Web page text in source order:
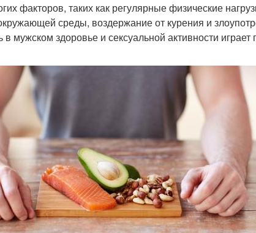
факторов, таких как регулярные физические
среды, воздержание от курения и
мужском здоровье и сексуальной активности играет